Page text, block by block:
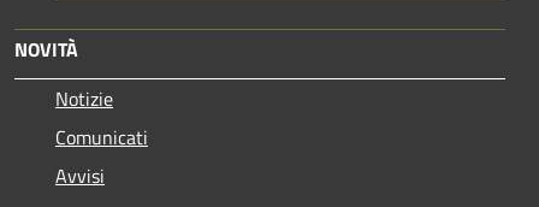
NOVITÀ
Notizie
Comunicati
Avvisi